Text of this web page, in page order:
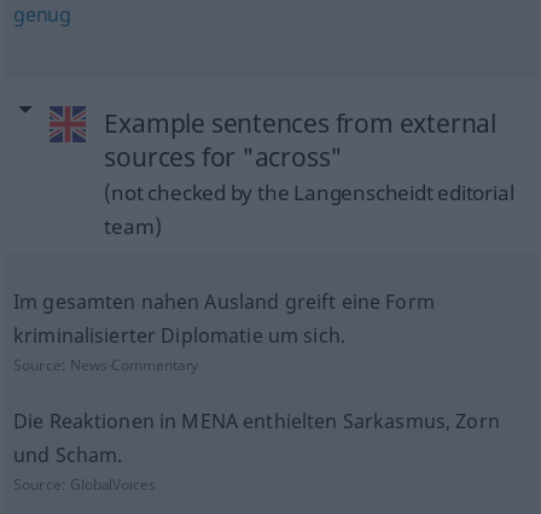
genug
Example sentences from external
sources for "across"
(not checked by the Langenscheidt editorial
team)
Im gesamten nahen Ausland greift eine Form
kriminalisierter Diplomatie um sich.
Source: News-Commentary
Die Reaktionen in MENA enthielten Sarkasmus, Zorn
und Scham.
Source: GlobalVoices